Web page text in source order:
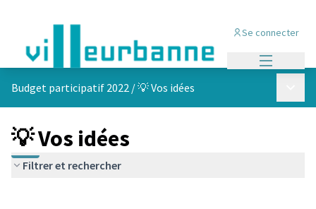
Se connecter
Budget participatif 2022 /💡 Vos idées
💡 Vos idées
Filtrer et rechercher